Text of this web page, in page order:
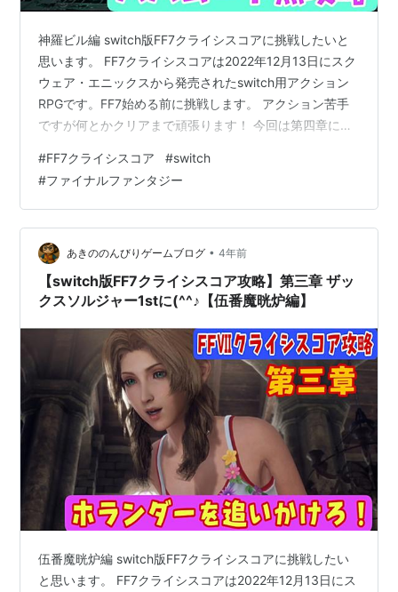
神羅ビル編 switch版FF7クライシスコアに挑戦したいと
思います。 FF7クライシスコアは2022年12月13日にスク
ウェア・エニックスから発売されたswitch用アクション
RPGです。FF7始める前に挑戦します。 アクション苦手
ですが何とかクリアまで頑張ります！ 今回は第四章に挑
と突然連絡が入り神羅ビルへ。零番街ハイウェイを抜け
神羅ビルに着くと・・・ それではどうぞ(^_^)/
www.youtube.com 前回の様子はこちらから↓↓↓
www.youtube.com おすすめ動画はこちらから↓↓↓
【SFC版ファイナルファンタジーⅥ】…
#FF7クライシスコア #switch
#ファイナルファンタジー
あきののんびりゲームブログ • 4年前
【switch版FF7クライシスコア攻略】第三章 ザッ
クスソルジャー1stに(^^♪【伍番魔晄炉編】
伍番魔晄炉編 switch版FF7クライシスコアに挑戦したい
と思います。 FF7クライシスコアは2022年12月13日にス